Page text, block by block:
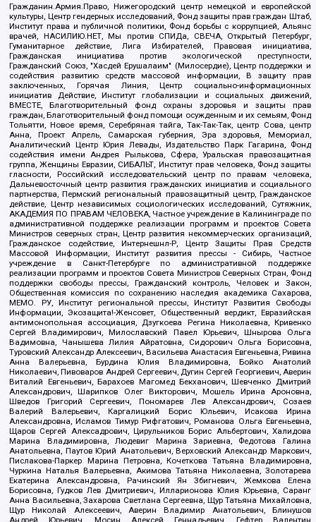
Гражданин.Армия.Право, Нижегородский центр немецкой и европейской
культуры, Центр гендерных исследований, Фонд защиты прав граждан Штаб,
Институт права и публичной политики, Фонд борьбы с коррупцией, Альянс
врачей, НАСИЛИЮ.НЕТ, Мы против СПИДа, СВЕЧА, Открытый Петербург,
Гуманитарное действие, Лига Избирателей, Правовая инициатива,
Гражданская инициатива против экологической преступности,
Гражданский Союз, "Хасдей Ерушалаим" (Милосердие), Центр поддержки и
содействия развитию средств массовой информации, В защиту прав
заключенных, Горячая Линия, Центр социально-информационных
инициатив Действие, Институт глобализации и социальных движений,
ВМЕСТЕ, Благотворительный фонд охраны здоровья и защиты прав
граждан, Благотворительный фонд помощи осужденным и их семьям, Фонд
Тольятти, Новое время, Серебряная тайга, Так-Так-Так, центр Сова, центр
Анна, Проект Апрель, Самарская губерния, Эра здоровья, Мемориал,
Аналитический Центр Юрия Левады, Издательство Парк Гагарина, Фонд
содействия имени Андрея Рылькова, Сфера, Уральская правозащитная
группа, Женщины Евразии, СИБАЛЬТ, Институт прав человека, Фонд защиты
гласности, Российский исследовательский центр по правам человека,
Дальневосточный центр развития гражданских инициатив и социального
партнерства, Пермский региональный правозащитный центр, Гражданское
действие, Центр независимых социологических исследований, Сутяжник,
АКАДЕМИЯ ПО ПРАВАМ ЧЕЛОВЕКА, Частное учреждение в Калининграде по
административной поддержке реализации программ и проектов Совета
Министров северных стран, Центр развития некоммерческих организаций,
Гражданское содействие, Интернешнл-Р, Центр Защиты Прав Средств
Массовой Информации, Институт развития прессы - Сибирь, Частное
учреждение в Санкт-Петербурге по административной поддержке
реализации программ и проектов Совета Министров Северных Стран, Фонд
поддержки свободы прессы, Гражданский контроль, Человек и Закон,
Общественная комиссия по сохранению наследия академика Сахарова,
МЕМО. РУ, Институт региональной прессы, Институт Развития Свободы
Информации, Экозащита!-Женсовет, Общественный вердикт, Евразийская
антимонопольная ассоциация, Дзугкоева Регина Николаевна, Кривенко
Сергей Владимирович, Милославский Павел Юрьевич, Шнырова Ольга
Вадимовна, Чанышева Лилия Айратовна, Сидорович Ольга Борисовна,
Туровский Александр Алексеевич, Васильева Анастасия Евгеньевна, Ривина
Анна Валерьевна, Бурдина Юлия Владимировна, Бойко Анатолий
Николаевич, Пивоваров Андрей Сергеевич, Дугин Сергей Георгиевич, Аверин
Виталий Евгеньевич, Барахоев Магомед Бекханович, Шевченко Дмитрий
Александрович, Шарипков Олег Викторович, Мошель Ирина Ароновна,
Шведов Григорий Сергеевич, Пономарев Лев Александрович, Созаев
Валерий Валерьевич, Каргалицкий Борис Юльевич, Исакова Ирина
Александровна, Исламов Тимур Рифгатович, Романова Ольга Евгеньевна,
Щаров Сергей Алексадрович, Цирульников Борис Альбертович, Халидова
Марина Владимировна, Людевиг Марина Зариевна, Федотова Галина
Анатольевна, Паутов Юрий Анатольевич, Верховский Александр Маркович,
Пислакова-Паркер Марина Петровна, Кочеткова Татьяна Владимировна,
Чуркина Наталья Валерьевна, Акимова Татьяна Николаевна, Золотарева
Екатерина Александровна, Рачинский Ян Збигневич, Жемкова Елена
Борисовна, Гудков Лев Дмитриевич, Илларионова Юлия Юрьевна, Саранг
Анна Васильевна, Захарова Светлана Сергеевна, Щур Татьяна Михайловна,
Щур Николай Алексеевич, Аверин Владимир Анатольевич, Блинушов
Андрей Юрьевич, Мосин Алексей Геннадьевич, Гефтер Валентин